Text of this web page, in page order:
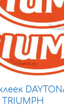
TRIUMPH